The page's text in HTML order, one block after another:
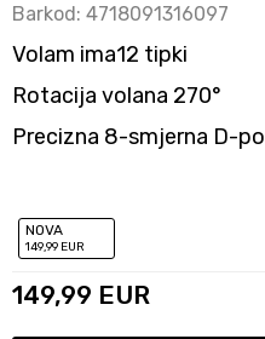
Barkod: 4718091316097
Volam ima12 tipki
Rotacija volana 270°
Precizna 8-smjerna D-
NOVA
149,99 EUR
149,99 EUR